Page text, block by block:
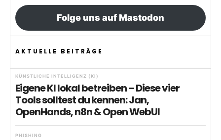
Folge uns auf Mastodon
AKTUELLE BEITRÄGE
KÜNSTLICHE INTELLIGENZ (KI)
Eigene KI lokal betreiben – Diese vier
Tools solltest du kennen: Jan,
OpenHands, n8n & Open WebUI
PHISHING